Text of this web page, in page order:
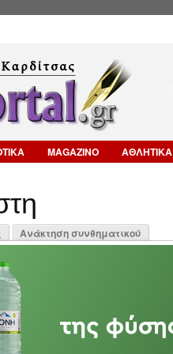
MAGAZINO ΑΘΛΗΤΙΚΑ
Ανάκτηση συνθηματικού